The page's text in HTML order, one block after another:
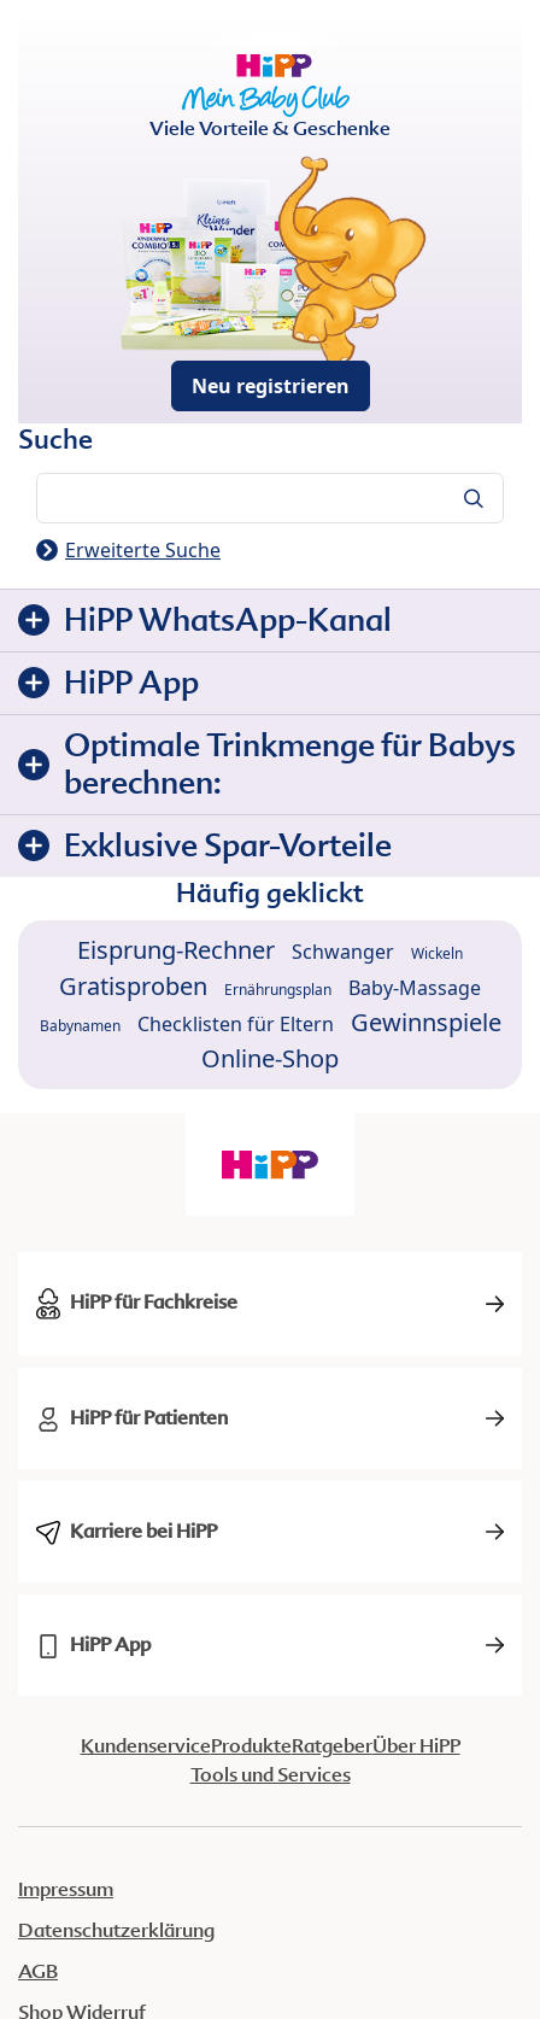
Viele Vorteile & Geschenke
Neu registrieren
Suche
Erweiterte Suche
HiPP WhatsApp-Kanal
HiPP App
Optimale Trinkmenge für Babys
berechnen:
Exklusive Spar-Vorteile
Häufig geklickt
Eisprung-Rechner Schwanger Wickeln
Gratisproben Ernährungsplan Baby-Massage
Babynamen Checklisten für Eltern
Gewinnspiele
Online-Shop
HiPP für Fachkreise
HiPP für Patienten
Karriere bei HiPP
HiPP App
KundenserviceProdukteRatgeberÜber HiPP
Tools und Services
Impressum
Datenschutzerklärung
AGB
Shop Widerruf